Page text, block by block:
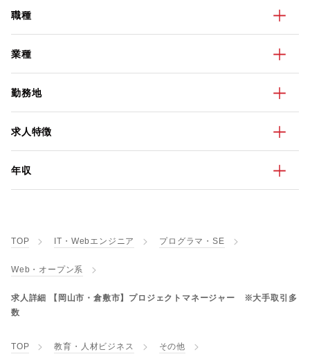
職種
業種
勤務地
求人特徴
年収
TOP IT・Webエンジニア プログラマ・SE
Web・オープン系
求人詳細 【岡山市・倉敷市】プロジェクトマネージャー ※大手取引多
数
TOP 教育・人材ビジネス その他